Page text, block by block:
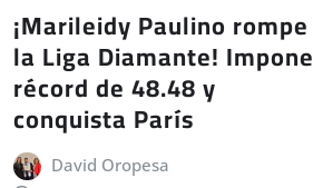
¡Marileidy Paulino rompe
la Liga Diamante! Impone
récord de 48.48 y
conquista París
David Oropesa